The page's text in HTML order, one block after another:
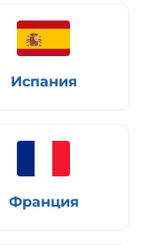
Испания
Франция